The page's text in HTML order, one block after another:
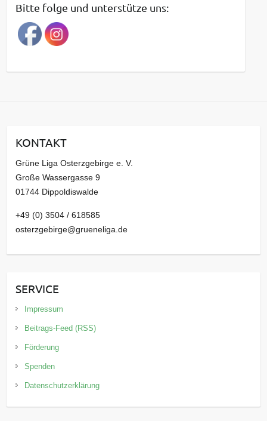
r
a
g
a
v
Bitte folge und unterstütze uns:
KONTAKT
Grüne Liga Osterzgebirge e. V.
Große Wassergasse 9
01744 Dippoldiswalde
+49 (0) 3504 / 618585
osterzgebirge@grueneliga.de
SERVICE
Impressum
Beitrags-Feed (RSS)
Förderung
Spenden
Datenschutzerklärung